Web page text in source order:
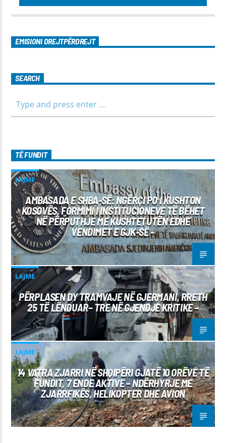
EMISIONI DREJTPËRDREJT
SEARCH
TË FUNDIT
LAJME
AMBASADA E SHBA-SË: NGËRÇI PO I KUSHTON
KOSOVËS, FORMIMI I INSTITUCIONEVE TË BËHET
NË PËRPUTHJE ME KUSHTETUTËN EDHE
VENDIMET E GJK-SË –
LAJME
PËRPLASEN DY TRAMVAJE NË GJERMANI, RRETH
25 TË LËNDUAR– TRE NË GJENDJE KRITIKE –
LAJME
14 VATRA ZJARRI NË SHQIPËRI GJATË 10 ORËVE TË
FUNDIT, 7 ENDE AKTIVE – NDËRHYRJE ME
ZJARRFIKËS, HELIKOPTER DHE AVION